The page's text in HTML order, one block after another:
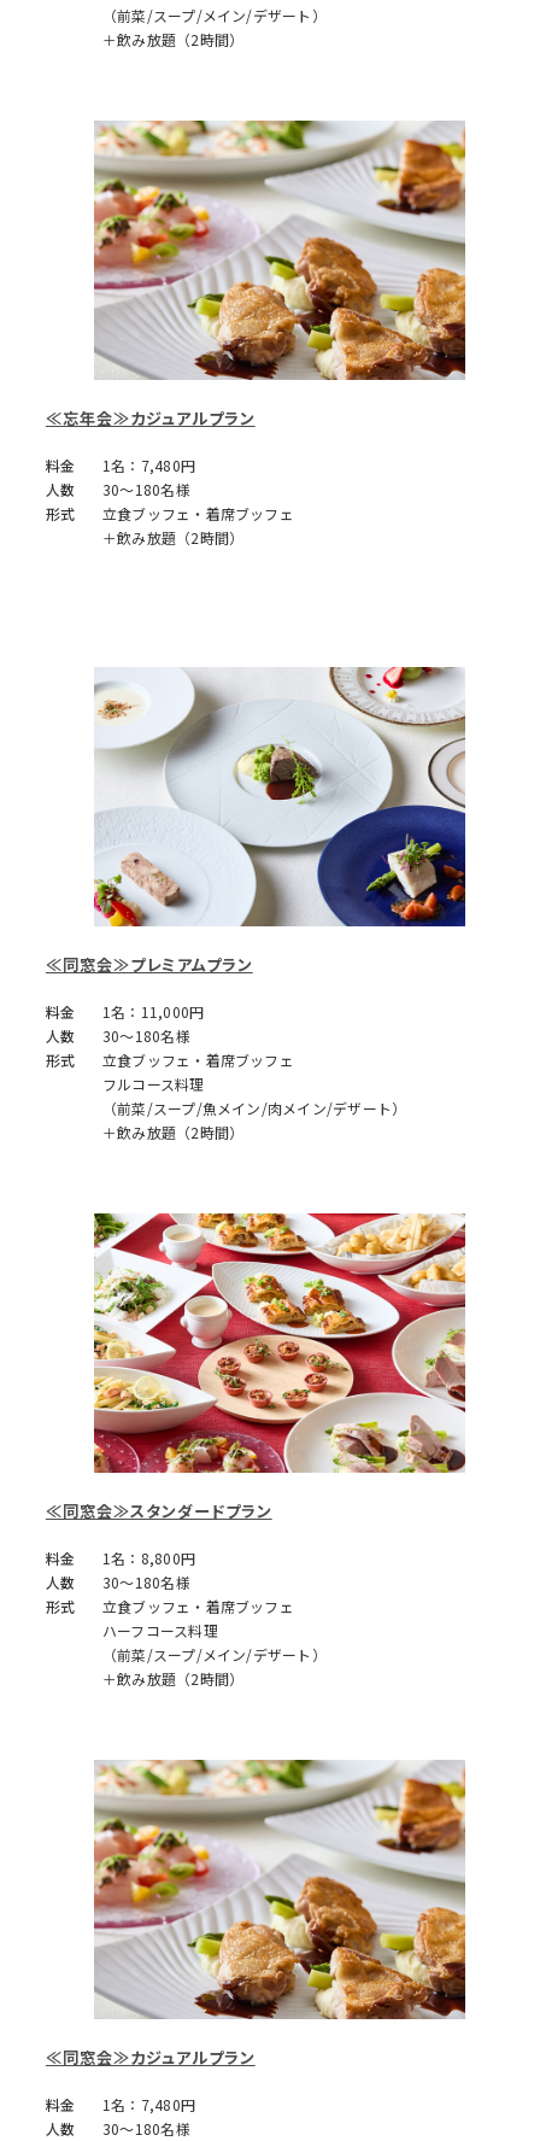
（前菜/スープ/メイン/デザート）
＋飲み放題（2時間）
≪忘年会≫カジュアルプラン
料金
1名：7,480円
人数
30～180名様
形式
立食ブッフェ・着席ブッフェ
＋飲み放題（2時間）
≪同窓会≫プレミアムプラン
料金
1名：11,000円
人数
30～180名様
形式
立食ブッフェ・着席ブッフェ
フルコース料理
（前菜/スープ/魚メイン/肉メイン/デザート）
＋飲み放題（2時間）
≪同窓会≫スタンダードプラン
料金
1名：8,800円
人数
30～180名様
形式
立食ブッフェ・着席ブッフェ
ハーフコース料理
（前菜/スープ/メイン/デザート）
＋飲み放題（2時間）
≪同窓会≫カジュアルプラン
料金
1名：7,480円
人数
30～180名様